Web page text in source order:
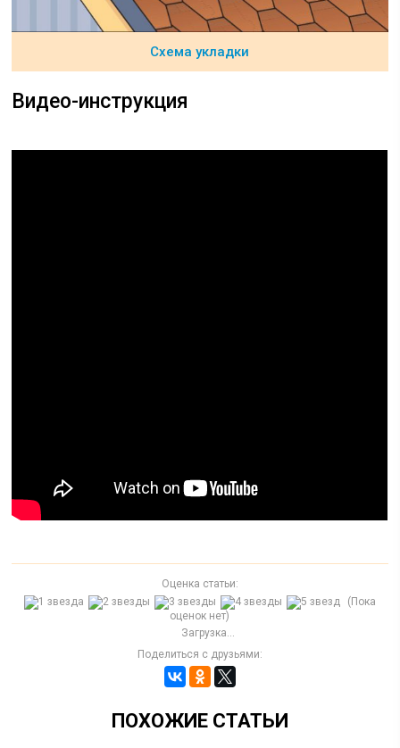
Схема укладки
Видео-инструкция
Оценка статьи:
(Пока
оценок нет)
Загрузка...
Поделиться с друзьями:
ПОХОЖИЕ СТАТЬИ